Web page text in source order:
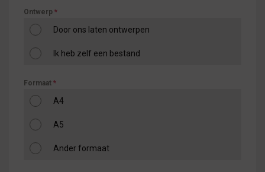
Ontwerp *
Door ons laten ontwerpen
Ik heb zelf een bestand
Formaat *
A4
A5
Ander formaat